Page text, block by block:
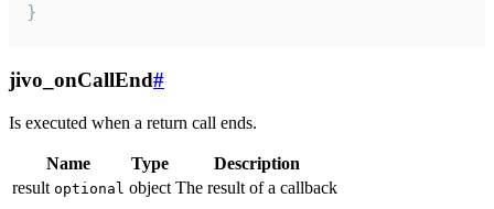
}
jivo_onCallEnd#
Is executed when a return call ends.
Name Type
Description
result optional object The result of a callback